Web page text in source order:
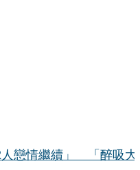
戀情繼續」 「醉吸大